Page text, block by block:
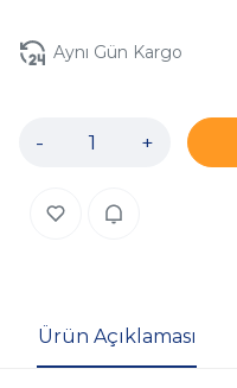
Aynı Gün Kargo
- +
Ürün Açıklaması